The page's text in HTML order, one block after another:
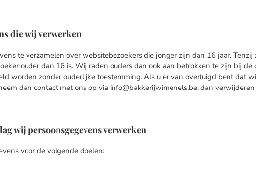
die wij verwerken
te verzamelen over websitebezoekers die jonger zijn dan 16 jaar.
ouder dan 16 is. Wij raden ouders dan ook aan betrokken te zijn bij
worden zonder ouderlijke toestemming. Als u er van overtuigd bent dat
dan contact met ons op via info@bakkerijwimenels.be, dan
wij persoonsgegevens verwerken
voor de volgende doelen: